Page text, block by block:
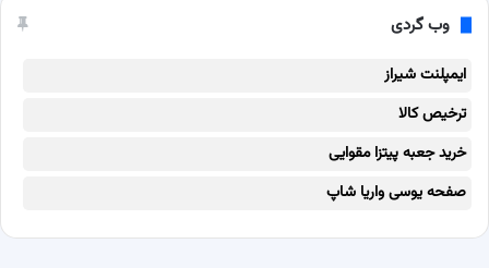
وب گردی
ایمپلنت شیراز
ترخیص کالا
خرید جعبه پیتزا مقوایی
صفحه یوسی واریا شاپ